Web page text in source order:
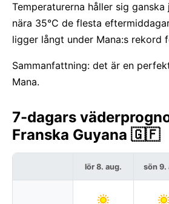
Temperaturerna håller sig ganska
nära 35°C de flesta
ligger långt under Mana:s rekord
Sammanfattning: det är en
Mana.
7-dagars
Franska Guyana 🇬🇫
lör 8. aug. sön 9.